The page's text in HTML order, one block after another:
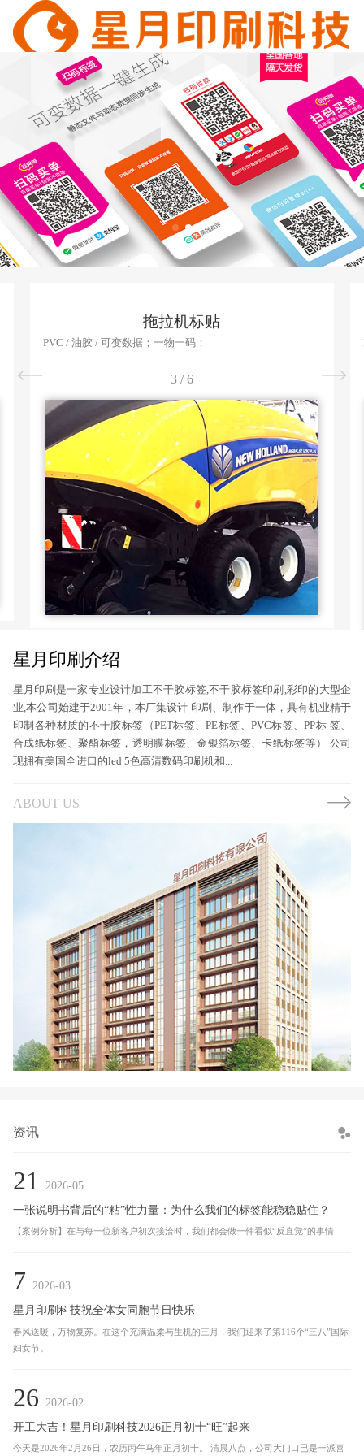
拖拉机标贴
PVC / 油胶 / 可变数据；一物一码；
3 /6
星月印刷介绍
星月印刷是一家专业设计加工不干胶标签,不干胶标签印刷,彩印的大型企
业,本公司始建于2001年，本厂集设计 印刷、制作于一体，具有机业精于
印制各种材质的不干胶标签（PET标签、PE标签、PVC标签、PP标 签、
合成纸标签、聚酯标签，透明膜标签、金银箔标签、卡纸标签等） 公司
现拥有美国全进口的led 5色高清数码印刷机和...
ABOUT US
资讯
21
2026-05
一张说明书背后的“粘”性力量：为什么我们的标签能稳稳贴住？
【案例分析】在与每一位新客户初次接洽时，我们都会做一件看似“反直觉”的事情
7 2026-03
星月印刷科技祝全体女同胞节日快乐
春风送暖，万物复苏。在这个充满温柔与生机的三月，我们迎来了第116个“三八”国际
妇女节。
26
2026-02
开工大吉！星月印刷科技2026正月初十“旺”起来
今天是2026年2月26日，农历丙午马年正月初十。 清晨八点，公司大门口已是一派喜